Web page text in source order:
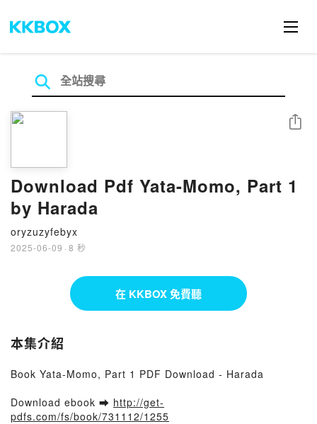
Download Pdf Yata-Momo, Part 1
by Harada
oryzuzyfebyx
2025-06-09 · 8 秒
分享
在 KKBOX 免費聽
本集介紹
Book Yata-Momo, Part 1 PDF Download - Harada
Download ebook ➡ http://get-
pdfs.com/fs/book/731112/1255